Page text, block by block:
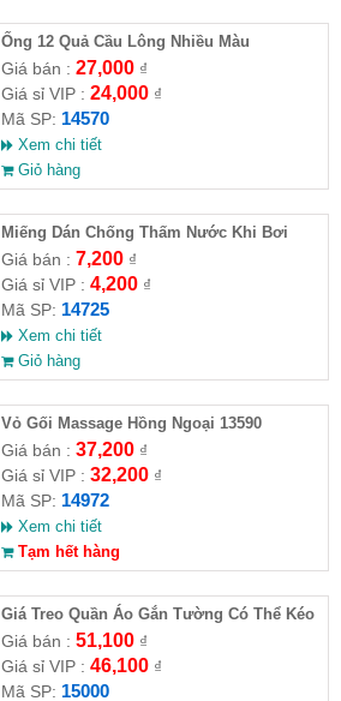
Ống 12 Quả Cầu Lông Nhiều Màu
Giá bán : 27,000₫
Giá sỉ VIP : 24,000₫
Mã SP: 14570
Xem chi tiết
Giỏ hàng
Miếng Dán Chống Thấm Nước Khi Bơi
Giá bán : 7,200₫
Giá sỉ VIP : 4,200₫
Mã SP: 14725
Xem chi tiết
Giỏ hàng
Vỏ Gối Massage Hồng Ngoại 13590
Giá bán : 37,200₫
Giá sỉ VIP : 32,200₫
Mã SP: 14972
Xem chi tiết
Tạm hết hàng
Giá Treo Quần Áo Gắn Tường Có Thể Kéo
Dài
Giá bán : 51,100₫
Giá sỉ VIP : 46,100₫
Mã SP: 15000